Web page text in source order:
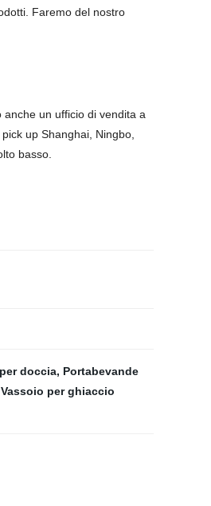
Faremo del nostro
un ufficio di vendita a
up Shanghai, Ningbo,
basso.
doccia, Portabevande
Vassoio per ghiaccio